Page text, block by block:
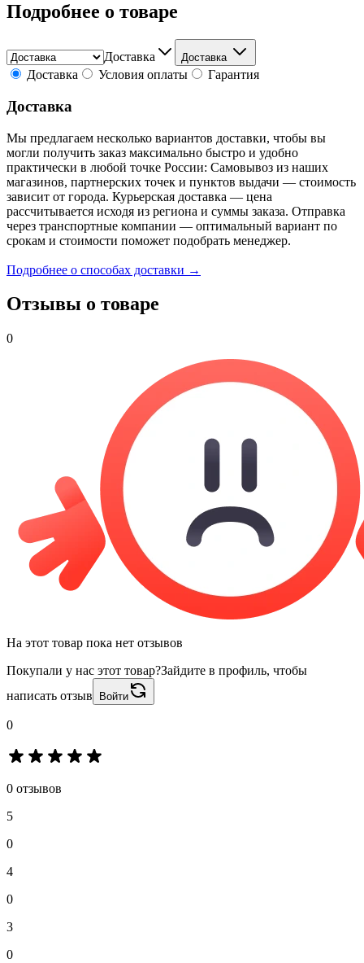
Подробнее о товаре
Доставка Доставка
Доставка Условия оплаты Гарантия
Доставка
Мы предлагаем несколько вариантов доставки, чтобы вы
могли получить заказ максимально быстро и удобно
практически в любой точке России: Самовывоз из наших
магазинов, партнерских точек и пунктов выдачи — стоимость
зависит от города. Курьерская доставка — цена
рассчитывается исходя из региона и суммы заказа. Отправка
через транспортные компании — оптимальный вариант по
срокам и стоимости поможет подобрать менеджер.
Подробнее о способах доставки →
Отзывы о товаре
0
На этот товар пока нет отзывов
Покупали у нас этот товар?Зайдите в профиль, чтобы
написать отзыв
Войти
0
0 отзывов
5
0
4
0
3
0